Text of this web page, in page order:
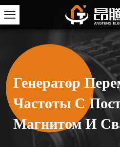
Генератор
Частоты С
Магнитом И